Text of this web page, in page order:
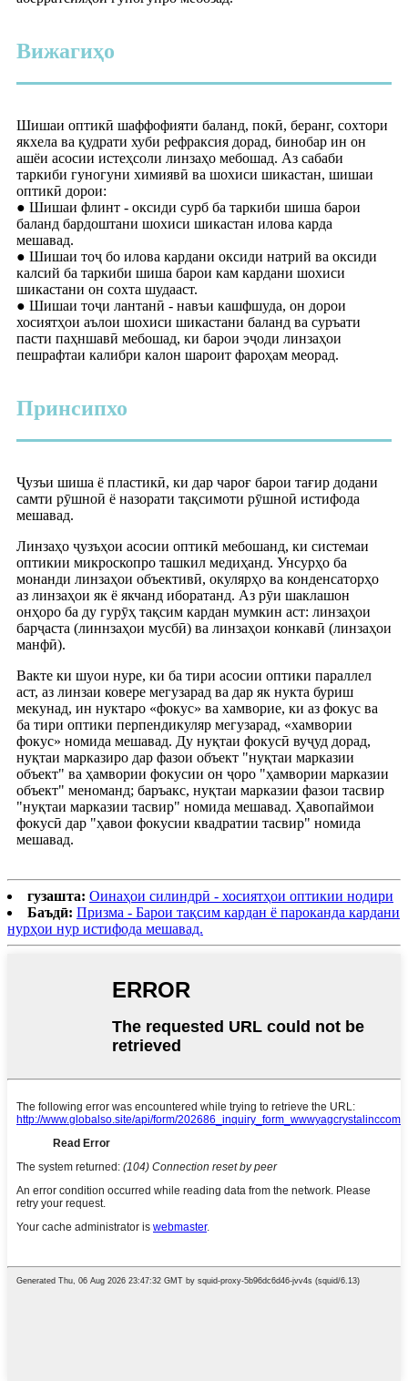
Вижагиҳо
Шишаи оптикӣ шаффофияти баланд, покӣ, беранг, сохтори
якхела ва қудрати хуби рефраксия дорад, бинобар ин он
ашёи асосии истеҳсоли линзаҳо мебошад. Аз сабаби
таркиби гуногуни химиявӣ ва шохиси шикастан, шишаи
оптикӣ дорои:
● Шишаи флинт - оксиди сурб ба таркиби шиша барои
баланд бардоштани шохиси шикастан илова карда
мешавад.
● Шишаи тоҷ бо илова кардани оксиди натрий ва оксиди
калсий ба таркиби шиша барои кам кардани шохиси
шикастани он сохта шудааст.
● Шишаи тоҷи лантанӣ - навъи кашфшуда, он дорои
хосиятҳои аълои шохиси шикастани баланд ва суръати
пасти паҳншавӣ мебошад, ки барои эҷоди линзаҳои
пешрафтаи калибри калон шароит фароҳам меорад.
Принсипхо
Ҷузъи шиша ё пластикӣ, ки дар чароғ барои тағир додани
самти рӯшноӣ ё назорати тақсимоти рӯшноӣ истифода
мешавад.
Линзаҳо ҷузъҳои асосии оптикӣ мебошанд, ки системаи
оптикии микроскопро ташкил медиҳанд. Унсурҳо ба
монанди линзаҳои объективӣ, окулярҳо ва конденсаторҳо
аз линзаҳои як ё якчанд иборатанд. Аз рӯи шаклашон
онҳоро ба ду гурӯҳ тақсим кардан мумкин аст: линзаҳои
барҷаста (линнзаҳои мусбӣ) ва линзаҳои конкавӣ (линзаҳои
манфӣ).
Вакте ки шуои нуре, ки ба тири асосии оптики параллел
аст, аз линзаи ковере мегузарад ва дар як нукта буриш
мекунад, ин нуктаро «фокус» ва хамворие, ки аз фокус ва
ба тири оптики перпендикуляр мегузарад, «хамвории
фокус» номида мешавад. Ду нуқтаи фокусӣ вуҷуд дорад,
нуқтаи марказиро дар фазои объект "нуқтаи марказии
объект" ва ҳамвории фокусии он ҷоро "ҳамвории марказии
объект" меноманд; баръакс, нуқтаи марказии фазои тасвир
"нуқтаи марказии тасвир" номида мешавад. Ҳавопаймои
фокусӣ дар "ҳавои фокусии квадратии тасвир" номида
мешавад.
гузашта: Оинаҳои силиндрӣ - хосиятҳои оптикии нодири
Баъдӣ: Призма - Барои тақсим кардан ё пароканда кардани
нурҳои нур истифода мешавад.